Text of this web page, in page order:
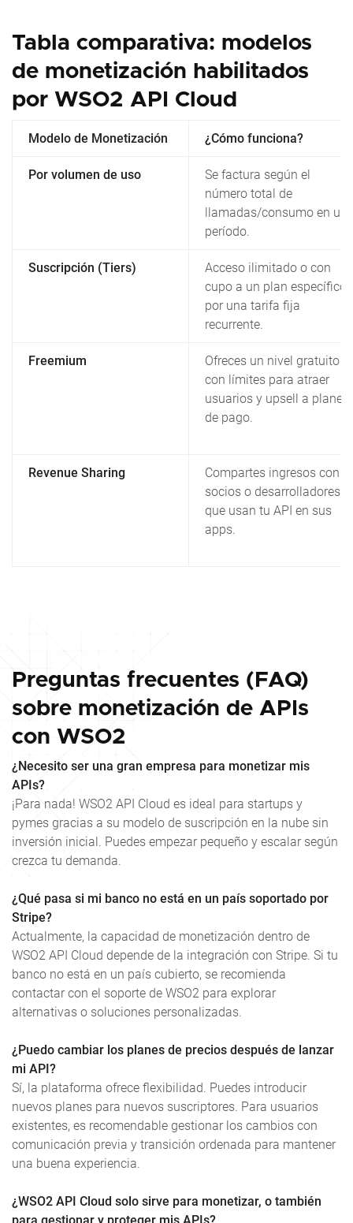
Tabla comparativa: modelos
de monetización habilitados
por WSO2 API Cloud
Modelo de Monetización ¿Cómo funciona?
Por volumen de uso
Se factura según el
número total de
llamadas/consumo en un
período.
Suscripción (Tiers)
Acceso ilimitado o con
cupo a un plan específico
por una tarifa fija
recurrente.
Freemium
Ofreces un nivel gratuito
con límites para atraer
usuarios y upsell a planes
de pago.
Revenue Sharing
Compartes ingresos con
socios o desarrolladores
que usan tu API en sus
apps.
Preguntas frecuentes (FAQ)
sobre monetización de APIs
con WSO2
¿Necesito ser una gran empresa para monetizar mis
APIs?
¡Para nada! WSO2 API Cloud es ideal para startups y
pymes gracias a su modelo de suscripción en la nube sin
inversión inicial. Puedes empezar pequeño y escalar según
crezca tu demanda.
¿Qué pasa si mi banco no está en un país soportado por
Stripe?
Actualmente, la capacidad de monetización dentro de
WSO2 API Cloud depende de la integración con Stripe. Si tu
banco no está en un país cubierto, se recomienda
contactar con el soporte de WSO2 para explorar
alternativas o soluciones personalizadas.
¿Puedo cambiar los planes de precios después de lanzar
mi API?
Sí, la plataforma ofrece flexibilidad. Puedes introducir
nuevos planes para nuevos suscriptores. Para usuarios
existentes, es recomendable gestionar los cambios con
comunicación previa y transición ordenada para mantener
una buena experiencia.
¿WSO2 API Cloud solo sirve para monetizar, o también